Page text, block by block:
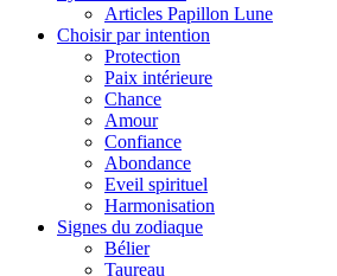
Articles Papillon Lune
Choisir par intention
Protection
Paix intérieure
Chance
Amour
Confiance
Abondance
Eveil spirituel
Harmonisation
Signes du zodiaque
Bélier
Taureau